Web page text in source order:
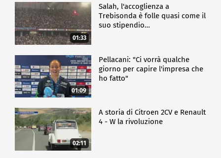
01:33
Salah, l'accoglienza a
Trebisonda è folle quasi come il
suo stipendio…
01:09
Pellacani: "Ci vorrà qualche
giorno per capire l'impresa che
ho fatto"
02:11
A storia di Citroen 2CV e Renault
4 - W la rivoluzione